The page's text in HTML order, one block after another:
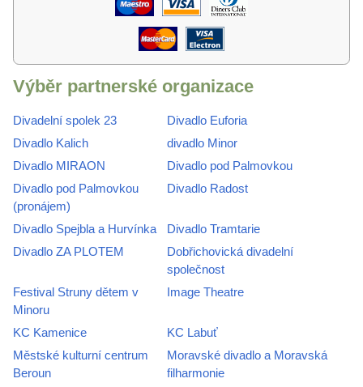
Výběr partnerské organizace
Divadelní spolek 23
Divadlo Euforia
Divadlo Kalich
divadlo Minor
Divadlo MIRAON
Divadlo pod Palmovkou
Divadlo pod Palmovkou
(pronájem)
Divadlo Radost
Divadlo Spejbla a Hurvínka
Divadlo Tramtarie
Divadlo ZA PLOTEM
Dobřichovická divadelní
společnost
Festival Struny dětem v
Minoru
Image Theatre
KC Kamenice
KC Labuť
Městské kulturní centrum
Beroun
Moravské divadlo a Moravská
filharmonie